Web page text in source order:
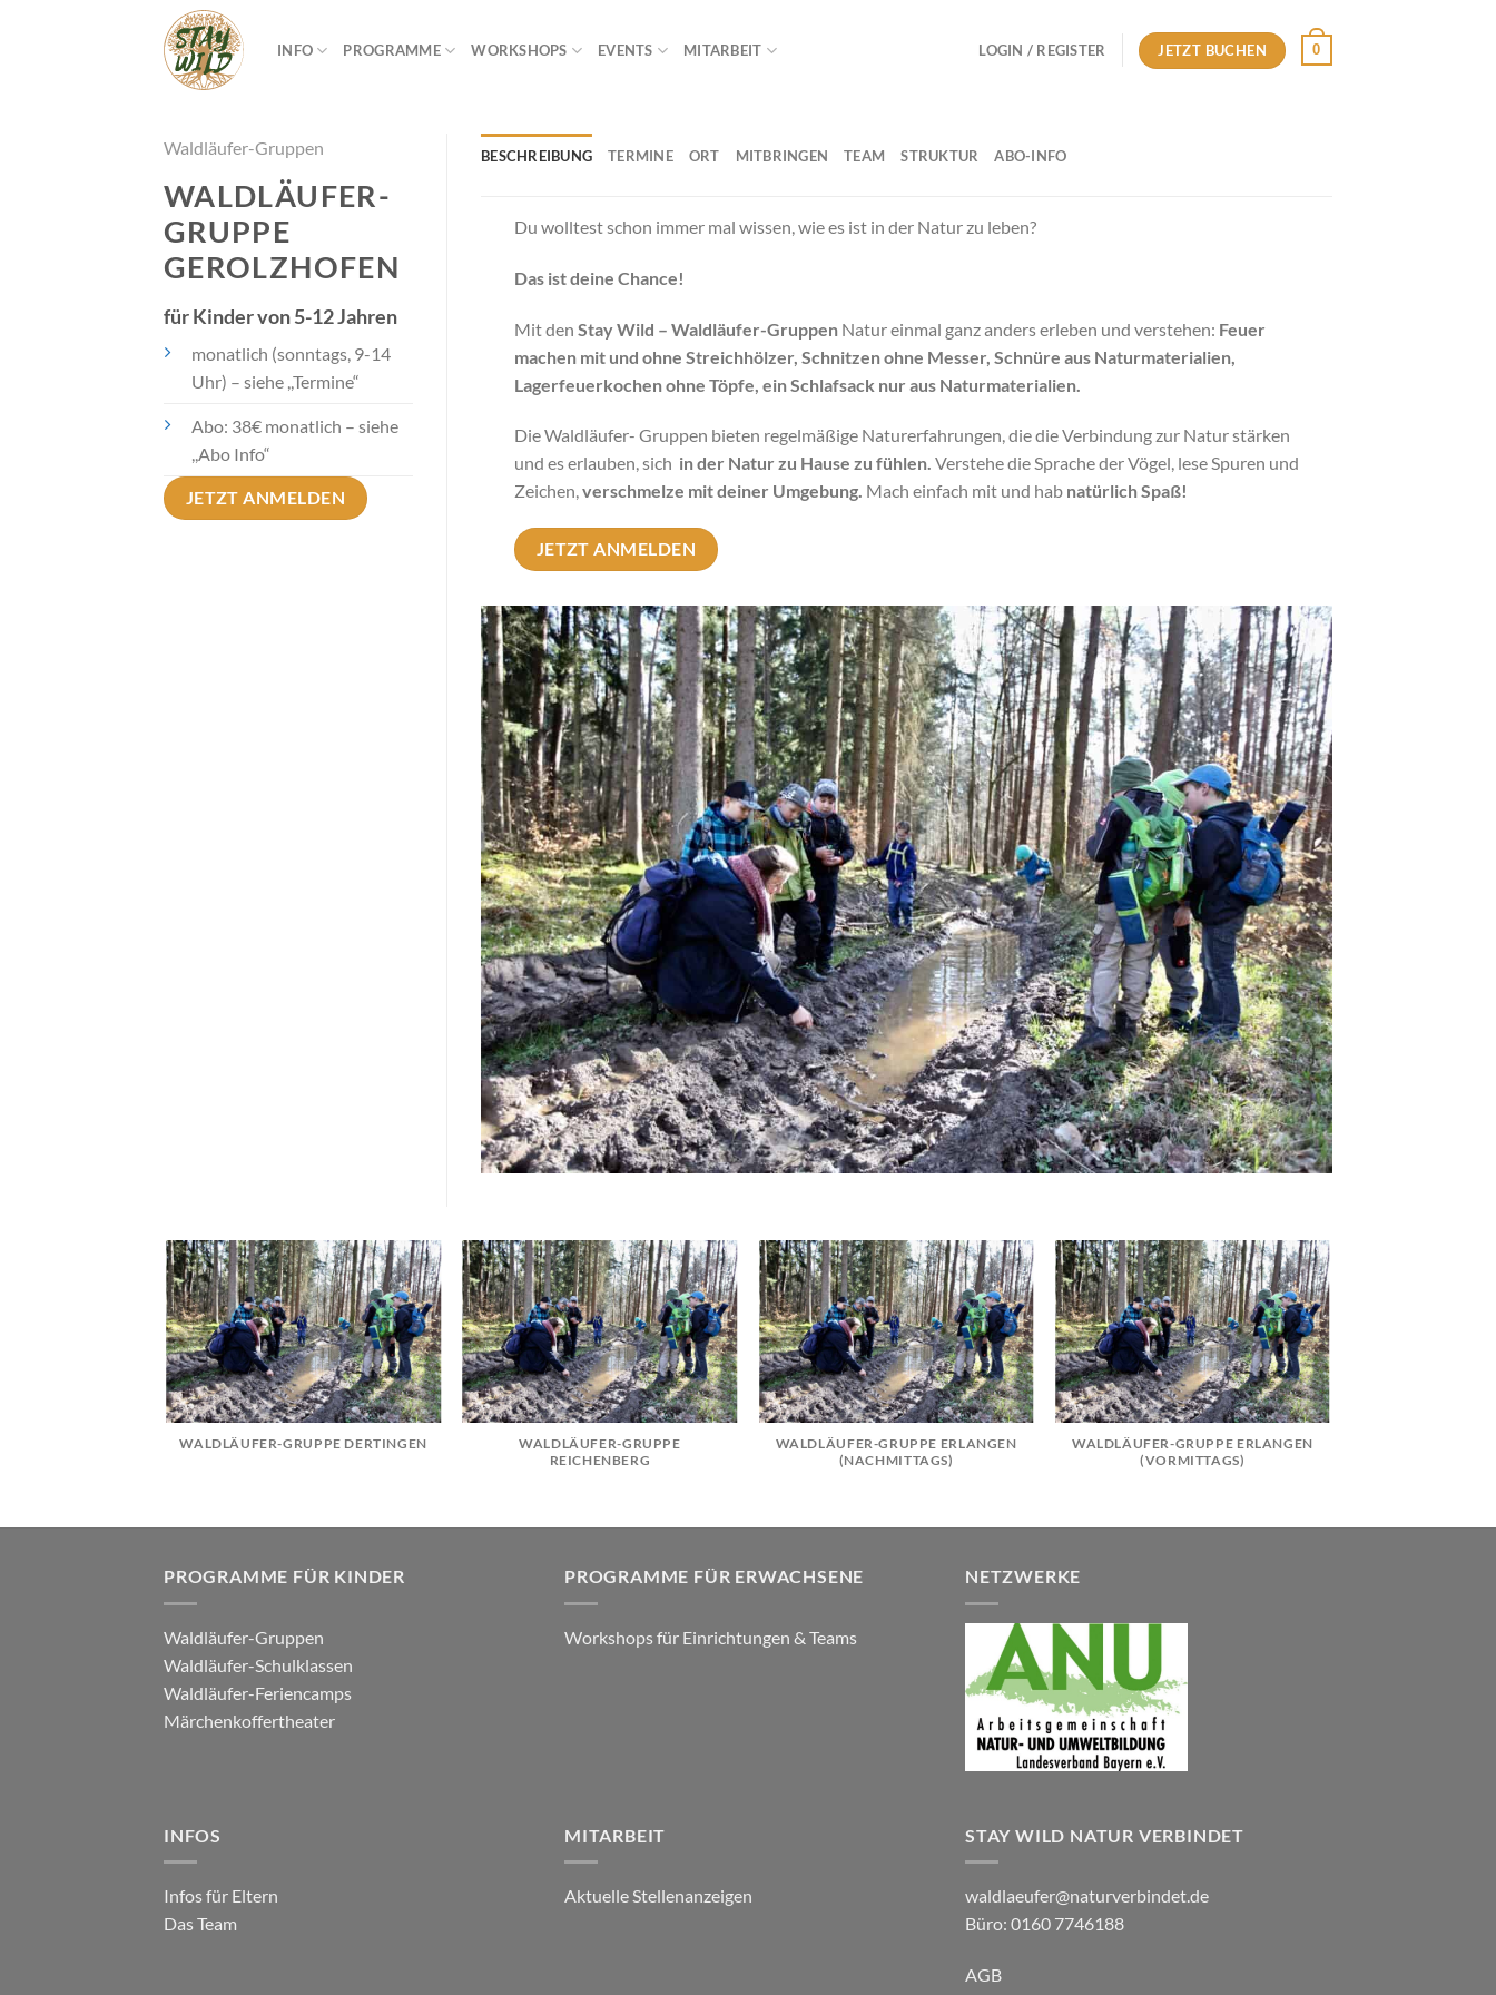
INFO PROGRAMME WORKSHOPS EVENTS MITARBEIT LOGIN / REGISTER JETZT BUCHEN 0
Waldläufer-Gruppen
WALDLÄUFER-
GRUPPE
GEROLZHOFEN
für Kinder von 5-12 Jahren
monatlich (sonntags, 9-14
Uhr) – siehe ,,Termine“
Abo: 38€ monatlich – siehe
,,Abo Info“
JETZT ANMELDEN
BESCHREIBUNG TERMINE ORT MITBRINGEN TEAM STRUKTUR ABO-INFO
Du wolltest schon immer mal wissen, wie es ist in der Natur zu leben?
Das ist deine Chance!
Mit den Stay Wild – Waldläufer-Gruppen Natur einmal ganz anders erleben und verstehen: Feuer
machen mit und ohne Streichhölzer, Schnitzen ohne Messer, Schnüre aus Naturmaterialien,
Lagerfeuerkochen ohne Töpfe, ein Schlafsack nur aus Naturmaterialien.
Die Waldläufer- Gruppen bieten regelmäßige Naturerfahrungen, die die Verbindung zur Natur stärken
und es erlauben, sich in der Natur zu Hause zu fühlen. Verstehe die Sprache der Vögel, lese Spuren und
Zeichen,verschmelze mit deiner Umgebung. Mach einfach mit und hab natürlich Spaß!
JETZT ANMELDEN
WALDLÄUFER-GRUPPE DERTINGEN
WALDLÄUFER-GRUPPE
REICHENBERG
WALDLÄUFER-GRUPPE ERLANGEN
(NACHMITTAGS)
WALDLÄUFER-GRUPPE ERLANGEN
(VORMITTAGS)
PROGRAMME FÜR KINDER
Waldläufer-Gruppen
Waldläufer-Schulklassen
Waldläufer-Feriencamps
Märchenkoffertheater
PROGRAMME FÜR ERWACHSENE
Workshops für Einrichtungen & Teams
NETZWERKE
INFOS
Infos für Eltern
Das Team
MITARBEIT
Aktuelle Stellenanzeigen
STAY WILD NATUR VERBINDET
waldlaeufer@naturverbindet.de
Büro: 0160 7746188
AGB